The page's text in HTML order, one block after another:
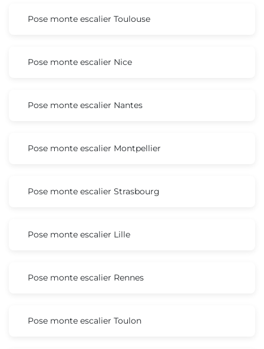
Pose monte escalier Toulouse
Pose monte escalier Nice
Pose monte escalier Nantes
Pose monte escalier Montpellier
Pose monte escalier Strasbourg
Pose monte escalier Lille
Pose monte escalier Rennes
Pose monte escalier Toulon